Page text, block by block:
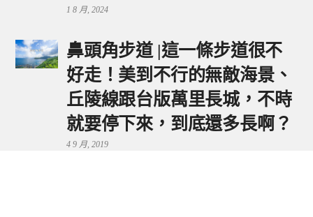
1 8 月, 2024
鼻頭角步道 |這一條步道很不
好走！美到不行的無敵海景、
丘陵線跟台版萬里長城，不時
就要停下來，到底還多長啊？
4 9 月, 2019